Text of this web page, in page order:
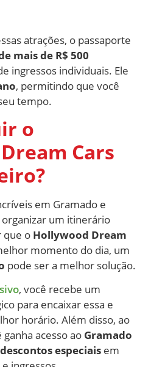
atrações, o passaporte
mais de R$ 500
ingressos individuais. Ele
, permitindo que você
tempo.
o
Cars
em Gramado e
um itinerário
que o Hollywood Dream
momento do dia, um
pode ser a melhor solução.
, você recebe um
para encaixar essa e
horário. Além disso, ao
acesso ao Gramado
descontos especiais em